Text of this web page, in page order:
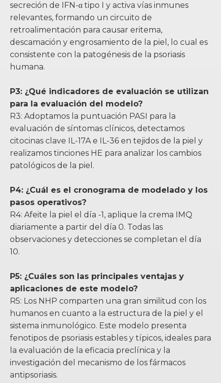
secreción de IFN-α tipo I y activa vías inmunes
relevantes, formando un circuito de
retroalimentación para causar eritema,
descamación y engrosamiento de la piel, lo cual es
consistente con la patogénesis de la psoriasis
humana.
P3: ¿Qué indicadores de evaluación se utilizan
para la evaluación del modelo?
R3: Adoptamos la puntuación PASI para la
evaluación de síntomas clínicos, detectamos
citocinas clave IL-17A e IL-36 en tejidos de la piel y
realizamos tinciones HE para analizar los cambios
patológicos de la piel.
P4: ¿Cuál es el cronograma de modelado y los
pasos operativos?
R4: Afeite la piel el día -1, aplique la crema IMQ
diariamente a partir del día 0. Todas las
observaciones y detecciones se completan el día
10.
P5: ¿Cuáles son las principales ventajas y
aplicaciones de este modelo?
R5: Los NHP comparten una gran similitud con los
humanos en cuanto a la estructura de la piel y el
sistema inmunológico. Este modelo presenta
fenotipos de psoriasis estables y típicos, ideales para
la evaluación de la eficacia preclínica y la
investigación del mecanismo de los fármacos
antipsoriasis.